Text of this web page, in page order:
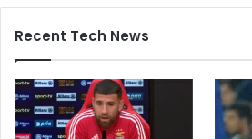
Recent Tech News